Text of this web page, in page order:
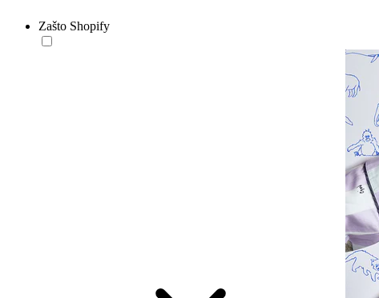
Zašto Shopify